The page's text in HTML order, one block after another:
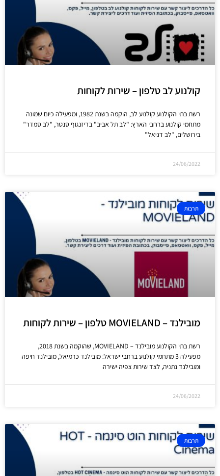
קולנוע לב טלפון – שירות לקוחות
רשת בתי הקולנוע קולנוע לב, הוקמה בשנת 1982, ומפעילה כיום שמונה
מתחמי קולנוע ברחבי הארץ: "לב תל אביב" בדיזנגוף סנטר, "לב סמדר"
בירושלים, "לב דניאל"
24/06/2022
תרבות
מובילנד – MOVIELAND טלפון – שירות לקוחות
רשת בתי הקולנוע מובילנד – MOVIELAND, שהוקמה בשנת 2018,
מפעילה 3 מתחמי קולנוע ברחבי ישראל: מובילנד כרמיאל, מובילנד חיפה
ומובילנד נתניה, לצד שירות צפיה ישירה
24/06/2022
תרבות